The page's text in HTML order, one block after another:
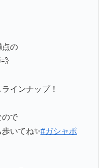
点の
インナップ！
ので
いてね✨#ガシャポ